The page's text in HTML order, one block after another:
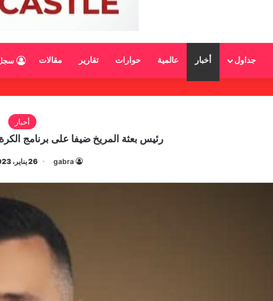
جداول أخبار عالمية حوارات تقارير مقالات
أخبار
رئيس بعثة المريخ ضيفا على برنامج الكرة
gabra 26 يناير، 2023